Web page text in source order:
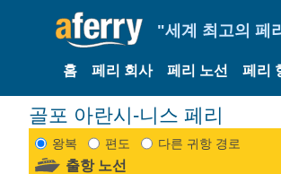
"세계 최고의 페
홈 페리 회사 페리 노선 페리
골포 아란시-니스 페리
왕복 편도 다른 귀항 경로
출항 노선